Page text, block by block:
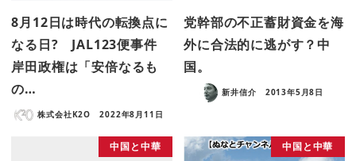
8月12日は時代の転換点に
なる日? JAL123便事件
岸田政権は「安倍なるも
の…
株式会社K2O 2022年8月11日
党幹部の不正蓄財資金を海
外に合法的に逃がす？中
国。
新井信介 2013年5月8日
中国と中華 中国と中華